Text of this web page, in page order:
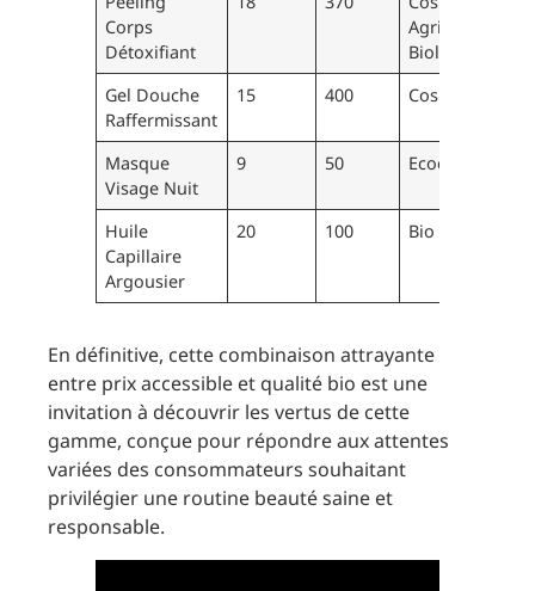
Corps
Détoxifiant
Agriculture
Biologique
Gel Douche
Raffermissant
15 400 CosmeBio
Masque
Visage Nuit
9 50 Ecocert
Huile
Capillaire
Argousier
20 100 Bio
En définitive, cette combinaison attrayante
entre prix accessible et qualité bio est une
invitation à découvrir les vertus de cette
gamme, conçue pour répondre aux attentes
variées des consommateurs souhaitant
privilégier une routine beauté saine et
responsable.